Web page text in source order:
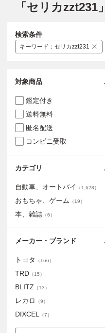
「セリカzzt231」
検索条件
キーワード ： セリカzzt231
対象商品
鑑定付き
送料無料
匿名配送
コンビニ受取
カテゴリ
自動車、オートバイ （1,628）
おもちゃ、ゲーム （19）
本、雑誌 （6）
メーカー・ブランド
トヨタ （166）
TRD （15）
BLITZ （13）
レカロ （9）
DIXCEL （7）